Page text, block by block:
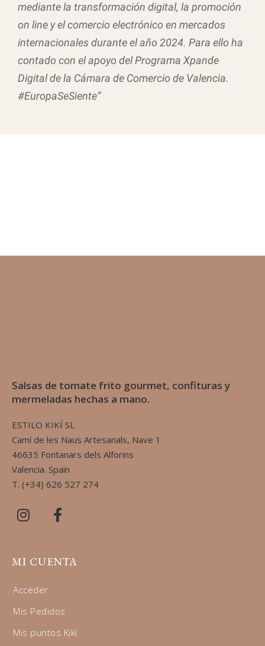
mediante la transformación digital, la promoción
on line y el comercio electrónico en mercados
internacionales durante el año 2024. Para ello ha
contado con el apoyo del Programa Xpande
Digital de la Cámara de Comercio de Valencia.
#EuropaSeSiente”
Salsas de tomate frito gourmet, confituras y
mermeladas hechas a mano.
ESTILO KIKÍ SL
Camí de les Naus Artesanals, Nave 1
46635 Fontanars dels Alforins
Valencia. Spain
T. (+34) 626 527 274
MI CUENTA
Acceder
Mis Pedidos
Mis puntos Kikí